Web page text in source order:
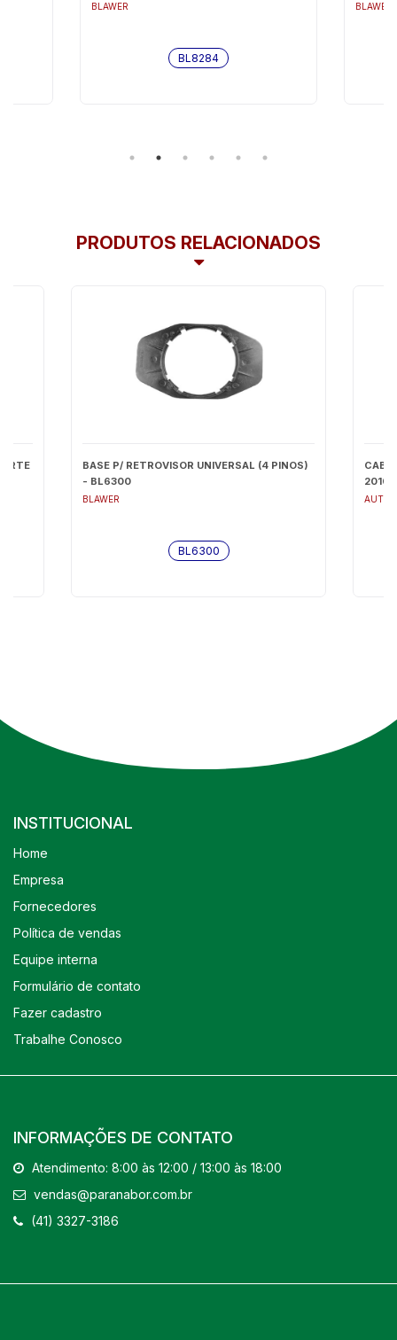
BLAWER
BL8284
BLAWER
PRODUTOS RELACIONADOS
BASE P/ RETROVISOR UNIVERSAL (4 PINOS)
- BL6300
BLAWER
BL6300
2010
AUTO
INSTITUCIONAL
Home
Empresa
Fornecedores
Política de vendas
Equipe interna
Formulário de contato
Fazer cadastro
Trabalhe Conosco
INFORMAÇÕES DE CONTATO
Atendimento: 8:00 às 12:00 / 13:00 às 18:00
vendas@paranabor.com.br
(41) 3327-3186